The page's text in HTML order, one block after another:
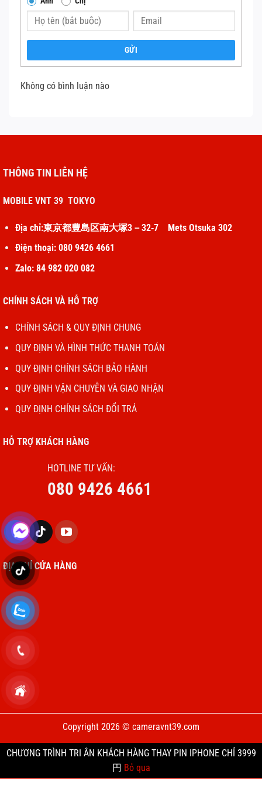
thể cảm biến đã bị hỏng phần cứng. Hãy
mang thiết bị đến trung tâm bảo hành Apple
hoặc cơ sở sửa chữa uy tín để được kiểm tra
và thay thế linh kiện nếu cần thiết.
Thay dây cảm biến iphone x-xs-xr
GỬI
Không có bình luận nào
THÔNG TIN LIÊN HỆ
MOBILE VNT 39 TOKYO
Địa chỉ:東京都豊島区南大塚3－32‐7 Mets Otsuka 302
Điện thoại: 080 9426 4661
Zalo: 84 982 020 082
CHÍNH SÁCH VÀ HỖ TRỢ
CHÍNH SÁCH & QUY ĐỊNH CHUNG
QUY ĐỊNH VÀ HÌNH THỨC THANH TOÁN
QUY ĐỊNH CHÍNH SÁCH BẢO HÀNH
QUY ĐỊNH VẬN CHUYỄN VÀ GIAO NHẬN
QUY ĐỊNH CHÍNH SÁCH ĐỔI TRẢ
HỖ TRỢ KHÁCH HÀNG
HOTLINE TƯ VẤN:
080 9426 4661
ĐỊA CHỈ CỬA HÀNG
Copyright 2026 © cameravnt39.com
CHƯƠNG TRÌNH TRI ÂN KHÁCH HÀNG THAY PIN IPHONE CHỈ 3999
円 Bỏ qua